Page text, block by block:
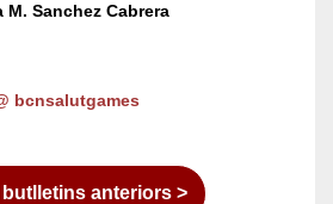
M. Sanchez Cabrera
bcnsalutgames
butlletins anteriors >